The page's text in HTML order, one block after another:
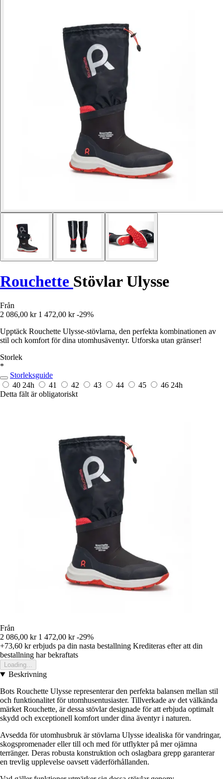
Rouchette Stövlar Ulysse
Från
2 086,00 kr 1 472,00 kr -29%
Upptäck Rouchette Ulysse-stövlarna, den perfekta kombinationen av
stil och komfort för dina utomhusäventyr. Utforska utan gränser!
Storlek
*
Storleksguide
40 24h 41 42 43 44 45 46 24h
Detta fält är obligatoriskt
Från
2 086,00 kr 1 472,00 kr -29%
+73,60 krerbjuds pa din nasta bestallning Krediteras efter att din
bestallning har bekraftats
Loading...
Beskrivning
Bots Rouchette Ulysse representerar den perfekta balansen mellan stil
och funktionalitet för utomhusentusiaster. Tillverkade av det välkända
märket Rouchette, är dessa stövlar designade för att erbjuda optimalt
skydd och exceptionell komfort under dina äventyr i naturen.
Avsedda för utomhusbruk är stövlarna Ulysse idealiska för vandringar,
skogspromenader eller till och med för utflykter på mer ojämna
terränger. Deras robusta konstruktion och oslagbara grepp garanterar
en trevlig upplevelse oavsett väderförhållanden.